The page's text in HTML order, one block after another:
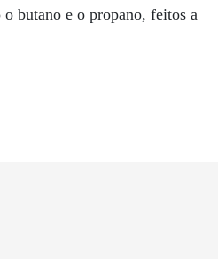
butano e o propano, feitos a